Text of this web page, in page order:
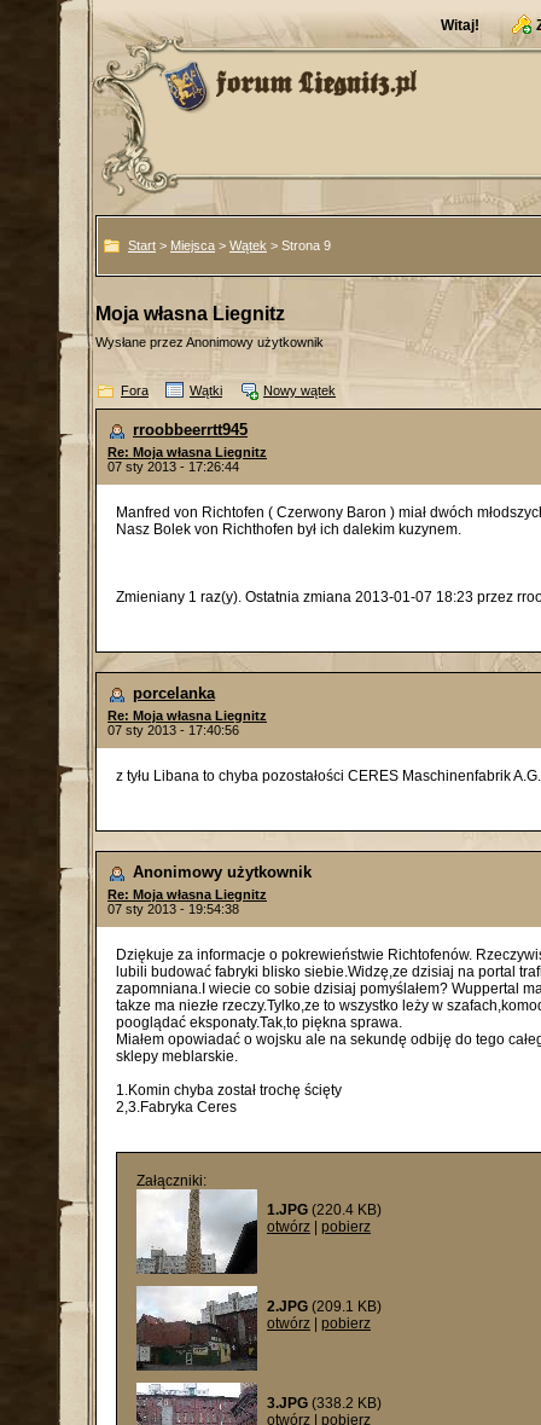
Witaj!
Start > Miejsca > Wątek > Strona 9
Moja własna Liegnitz
Wysłane przez Anonimowy użytkownik
Fora Wątki Nowy wątek
rroobbeerrtt945
Re: Moja własna Liegnitz
07 sty 2013 - 17:26:44
Manfred von Richtofen ( Czerwony Baron ) miał dwóch
Nasz Bolek von Richthofen był ich dalekim kuzynem.
Zmieniany 1 raz(y). Ostatnia zmiana 2013-01-07 18:23 przez
porcelanka
Re: Moja własna Liegnitz
07 sty 2013 - 17:40:56
z tyłu Libana to chyba pozostałości CERES Maschinenfabrik
Anonimowy użytkownik
Re: Moja własna Liegnitz
07 sty 2013 - 19:54:38
Dziękuje za informacje o pokrewieństwie Richtofenów.
lubili budować fabryki blisko siebie.Widzę,ze dzisiaj na portal
zapomniana.I wiecie co sobie dzisiaj pomyślałem? Wuppertal
takze ma niezłe rzeczy.Tylko,ze to wszystko leży w
pooglądać eksponaty.Tak,to piękna sprawa.
Miałem opowiadać o wojsku ale na sekundę odbiję do tego
sklepy meblarskie.
1.Komin chyba został trochę ścięty
2,3.Fabryka Ceres
Załączniki:
1.JPG (220.4 KB)
otwórz
pobierz
2.JPG (209.1 KB)
otwórz
pobierz
3.JPG (338.2 KB)
otwórz
pobierz